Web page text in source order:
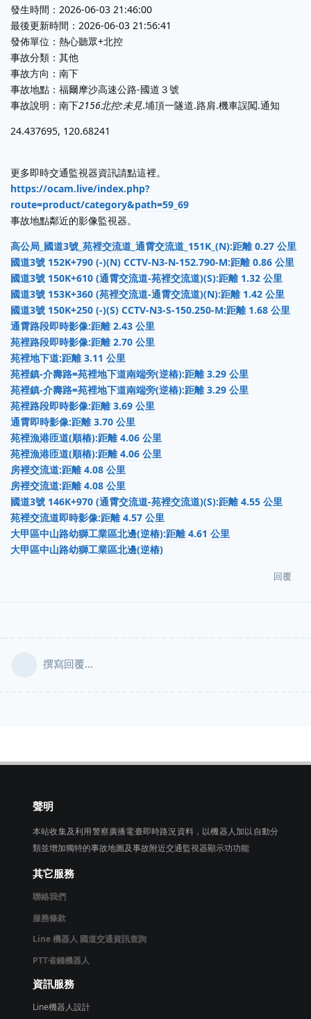
發生時間：2026-06-03 21:46:00
最後更新時間：2026-06-03 21:56:41
發佈單位：熱心聽眾+北控
事故分類：其他
事故方向：南下
事故地點：福爾摩沙高速公路-國道３號
事故說明：南下2156北控:未見.埔頂一隧道.路肩.機車誤闖.通知
24.437695, 120.68241
更多即時交通監視器資訊請點這裡。
https://ocam.live/index.php?
route=product/category&path=59_69
事故地點鄰近的影像監視器。
高公局_國道3號_苑裡交流道_通霄交流道_151K_(N):距離 0.27 公里
國道3號 152K+790 (-)(N) CCTV-N3-N-152.790-M:距離 0.86 公里
國道3號 150K+610 (通霄交流道-苑裡交流道)(S):距離 1.32 公里
國道3號 153K+360 (苑裡交流道-通霄交流道)(N):距離 1.42 公里
國道3號 150K+250 (-)(S) CCTV-N3-S-150.250-M:距離 1.68 公里
通霄路段即時影像:距離 2.43 公里
苑裡路段即時影像:距離 2.70 公里
苑裡地下道:距離 3.11 公里
苑裡鎮-介壽路=苑裡地下道南端旁(逆樁):距離 3.29 公里
苑裡鎮-介壽路=苑裡地下道南端旁(逆樁):距離 3.29 公里
苑裡路段即時影像:距離 3.69 公里
通霄即時影像:距離 3.70 公里
苑裡漁港匝道(順樁):距離 4.06 公里
苑裡漁港匝道(順樁):距離 4.06 公里
房裡交流道:距離 4.08 公里
房裡交流道:距離 4.08 公里
國道3號 146K+970 (通霄交流道-苑裡交流道)(S):距離 4.55 公里
苑裡交流道即時影像:距離 4.57 公里
大甲區中山路幼獅工業區北邊(逆樁):距離 4.61 公里
大甲區中山路幼獅工業區北邊(逆樁)
回覆
撰寫回覆...
聲明
本站收集及利用警察廣播電臺即時路況資料，以機器人加以自動分
類並增加獨特的事故地圖及事故附近交通監視器顯示功功能
其它服務
聯絡我們
服務條款
Line 機器人 國道交通資訊查詢
PTT省錢機器人
資訊服務
Line機器人設計